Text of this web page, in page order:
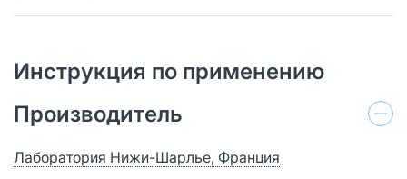
Инструкция по применению
Производитель
Лаборатория Нижи-Шарлье, Франция